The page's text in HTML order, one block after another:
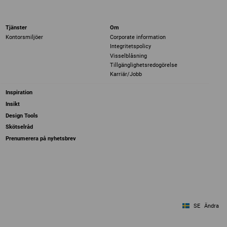
Tjänster
Kontorsmiljöer
Om
Corporate information
Integritetspolicy
Visselblåsning
Tillgänglighetsredogörelse
Karriär/Jobb
Inspiration
Insikt
Design Tools
Skötselråd
Prenumerera på nyhetsbrev
SE Ändra